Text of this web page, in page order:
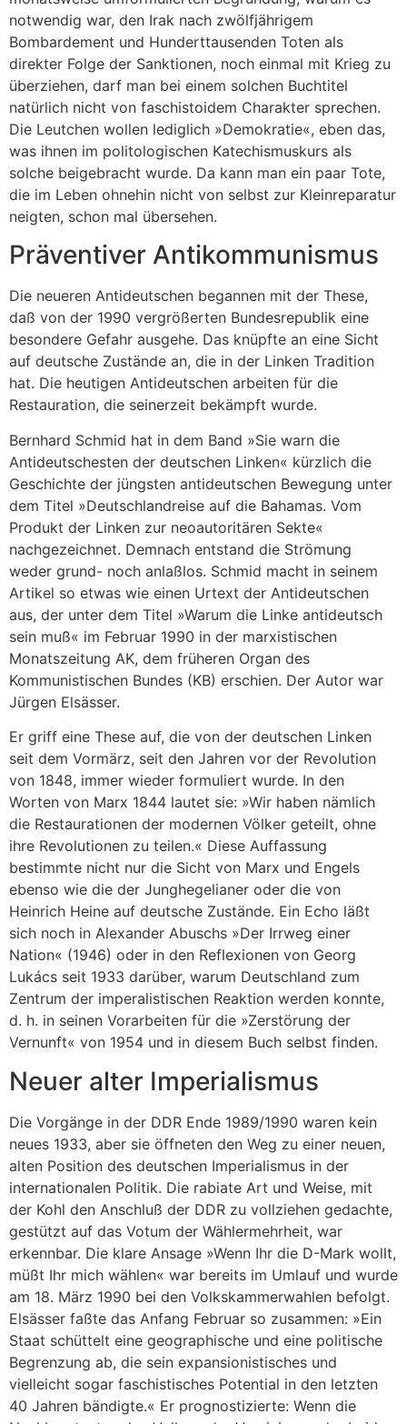
notwendig war, den Irak nach zwölfjährigem
Bombardement und Hunderttausenden Toten als
direkter Folge der Sanktionen, noch einmal mit Krieg zu
überziehen, darf man bei einem solchen Buchtitel
natürlich nicht von faschistoidem Charakter sprechen.
Die Leutchen wollen lediglich »Demokratie«, eben das,
was ihnen im politologischen Katechismuskurs als
solche beigebracht wurde. Da kann man ein paar Tote,
die im Leben ohnehin nicht von selbst zur Kleinreparatur
neigten, schon mal übersehen.
Präventiver Antikommunismus
Die neueren Antideutschen begannen mit der These,
daß von der 1990 vergrößerten Bundesrepublik eine
besondere Gefahr ausgehe. Das knüpfte an eine Sicht
auf deutsche Zustände an, die in der Linken Tradition
hat. Die heutigen Antideutschen arbeiten für die
Restauration, die seinerzeit bekämpft wurde.
Bernhard Schmid hat in dem Band »Sie warn die
Antideutschesten der deutschen Linken« kürzlich die
Geschichte der jüngsten antideutschen Bewegung unter
dem Titel »Deutschlandreise auf die Bahamas. Vom
Produkt der Linken zur neoautoritären Sekte«
nachgezeichnet. Demnach entstand die Strömung
weder grund- noch anlaßlos. Schmid macht in seinem
Artikel so etwas wie einen Urtext der Antideutschen
aus, der unter dem Titel »Warum die Linke antideutsch
sein muß« im Februar 1990 in der marxistischen
Monatszeitung AK, dem früheren Organ des
Kommunistischen Bundes (KB) erschien. Der Autor war
Jürgen Elsässer.
Er griff eine These auf, die von der deutschen Linken
seit dem Vormärz, seit den Jahren vor der Revolution
von 1848, immer wieder formuliert wurde. In den
Worten von Marx 1844 lautet sie: »Wir haben nämlich
die Restaurationen der modernen Völker geteilt, ohne
ihre Revolutionen zu teilen.« Diese Auffassung
bestimmte nicht nur die Sicht von Marx und Engels
ebenso wie die der Junghegelianer oder die von
Heinrich Heine auf deutsche Zustände. Ein Echo läßt
sich noch in Alexander Abuschs »Der Irrweg einer
Nation« (1946) oder in den Reflexionen von Georg
Lukács seit 1933 darüber, warum Deutschland zum
Zentrum der imperalistischen Reaktion werden konnte,
d. h. in seinen Vorarbeiten für die »Zerstörung der
Vernunft« von 1954 und in diesem Buch selbst finden.
Neuer alter Imperialismus
Die Vorgänge in der DDR Ende 1989/1990 waren kein
neues 1933, aber sie öffneten den Weg zu einer neuen,
alten Position des deutschen Imperialismus in der
internationalen Politik. Die rabiate Art und Weise, mit
der Kohl den Anschluß der DDR zu vollziehen gedachte,
gestützt auf das Votum der Wählermehrheit, war
erkennbar. Die klare Ansage »Wenn Ihr die D-Mark wollt,
müßt Ihr mich wählen« war bereits im Umlauf und wurde
am 18. März 1990 bei den Volkskammerwahlen befolgt.
Elsässer faßte das Anfang Februar so zusammen: »Ein
Staat schüttelt eine geographische und eine politische
Begrenzung ab, die sein expansionistisches und
vielleicht sogar faschistisches Potential in den letzten
40 Jahren bändigte.« Er prognostizierte: Wenn die